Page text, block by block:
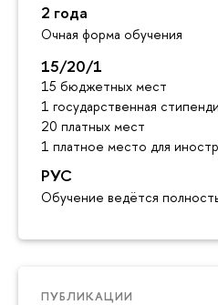
2 года
Очная форма обучения
15/20/1
15 бюджетных мест
1 государственная
20 платных мест
1 платное место для
РУС
Обучение ведётся
ПУБЛИКАЦИИ